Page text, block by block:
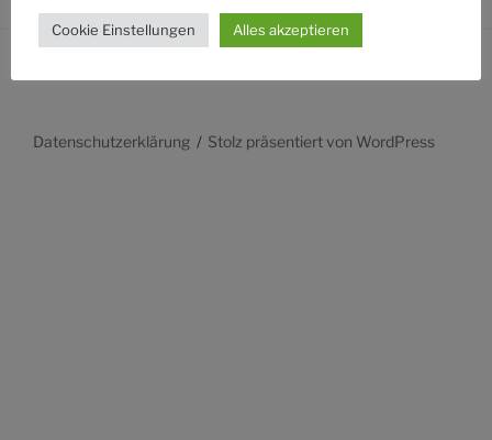
Datenschutzerklärung Stolz präsentiert von WordPress
Cookie Einstellungen Alles akzeptieren